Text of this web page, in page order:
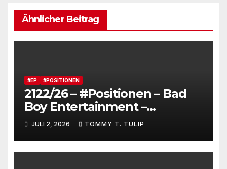
Ähnlicher Beitrag
#EP #POSITIONEN
2122/26 – #Positionen – Bad
Boy Entertainment –
Fensterstürze, ungeheurer
Reichtum,
dienstverpflichtete
Claqueure und soziale
JULI 2, 2026 TOMMY T. TULIP